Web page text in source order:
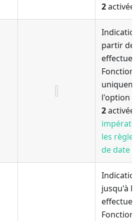
2activée)
partir de
effectuer
l'option
2activée.
impératif
les
de date
jusqu'à
effectuer